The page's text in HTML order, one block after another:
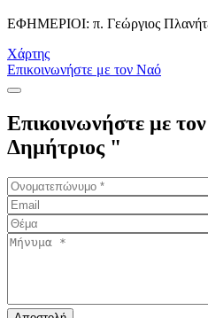
ΕΦΗΜΕΡΙΟΙ: π. Γεώργιος
Χάρτης
Επικοινωνήστε με τον Ναό
Επικοινωνήστε με
Δημήτριος "